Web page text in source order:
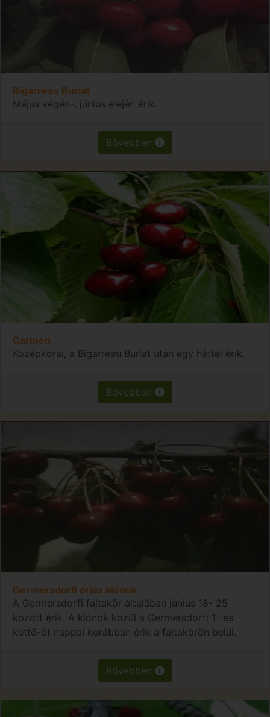
Bigarreau Burlat
Május végén-, június elején érik.
Bővebben
Carmen
Középkorai, a Bigarreau Burlat után egy héttel érik.
Bővebben
Germersdorfi óriás klónok
A Germersdorfi fajtakör általában június 18- 25
között érik. A klónok közül a Germersdorfi 1- es
kettő-öt nappal korábban érik a fajtakörön belül.
Bővebben